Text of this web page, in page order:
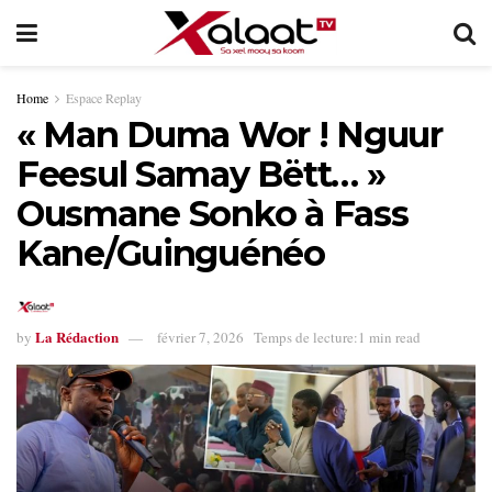
Home Espace Replay
« Man Duma Wor ! Nguur
Feesul Samay Bëtt… »
Ousmane Sonko à Fass
Kane/Guinguénéo
by La Rédaction février 7, 2026 Temps de lecture:1 min read